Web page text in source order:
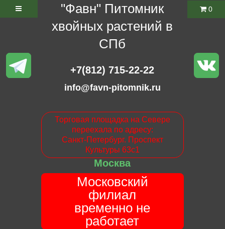
"Фавн" Питомник
хвойных растений в
СПб
+7(812) 715-22-22
info@favn-pitomnik.ru
Торговая площадка на Севере
переехала по адресу:
Санкт-Петербург. Проспект
Культуры 63с1
Москва
Московский
филиал
временно не
работает
0